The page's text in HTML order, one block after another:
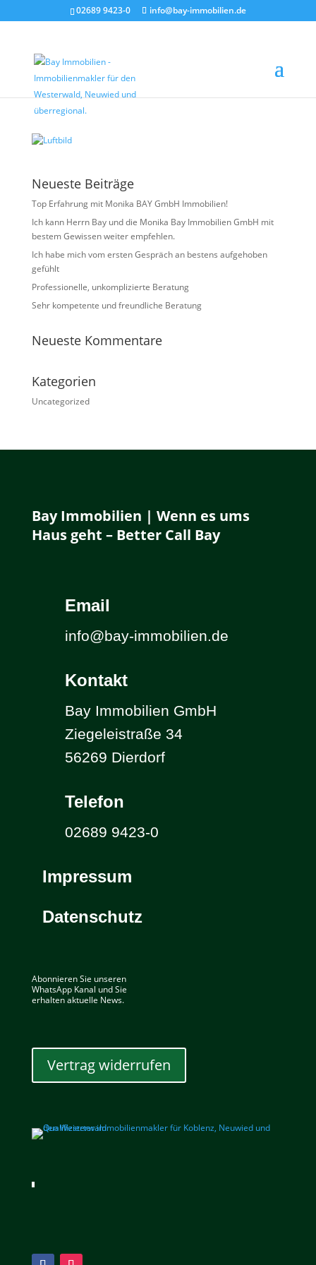
02689 9423-0 info@bay-immobilien.de
Luftbild
vonChristian Bay|Juni 15, 2026
Neueste Beiträge
Top Erfahrung mit Monika BAY GmbH Immobilien!
Ich kann Herrn Bay und die Monika Bay Immobilien GmbH mit
bestem Gewissen weiter empfehlen.
Ich habe mich vom ersten Gespräch an bestens aufgehoben
gefühlt
Professionelle, unkomplizierte Beratung
Sehr kompetente und freundliche Beratung
Neueste Kommentare
Kategorien
Uncategorized
Bay Immobilien | Wenn es ums
Haus geht – Better Call Bay
Email
info@bay-immobilien.de
Kontakt
Bay Immobilien GmbH
Ziegeleistraße 34
56269 Dierdorf
Telefon
02689 9423-0
Impressum
Datenschutz
Abonnieren Sie unseren
WhatsApp Kanal und Sie
erhalten aktuelle News.
Vertrag widerrufen